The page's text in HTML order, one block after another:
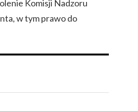
Komisji Nadzoru
w tym prawo do